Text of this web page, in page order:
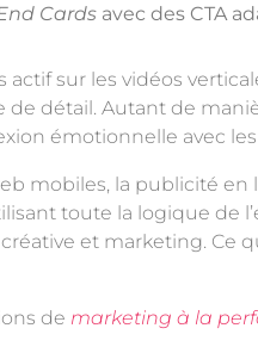
Cards avec des CTA
actif sur les vidéos
de détail. Autant de
émotionnelle avec
mobiles, la publicité
toute la logique de
et marketing. Ce
de marketing à la